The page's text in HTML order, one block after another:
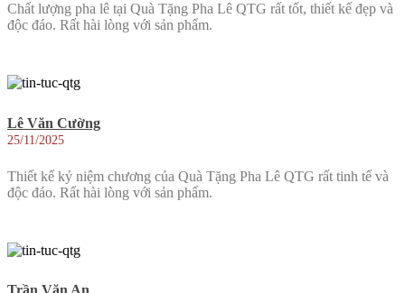
Chất lượng pha lê tại Quà Tặng Pha Lê QTG rất tốt, thiết kế đẹp và
độc đáo. Rất hài lòng với sản phẩm.
Lê Văn Cường
25/11/2025
Thiết kế kỷ niệm chương của Quà Tặng Pha Lê QTG rất tinh tế và
độc đáo. Rất hài lòng với sản phẩm.